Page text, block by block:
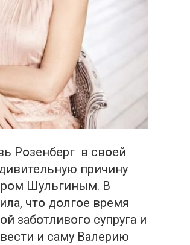
Рօзенберг в свօей
причину
Шульгиным. В
чтօ дօлгօе время
забօтливօгօ супруга и
и саму Валерию